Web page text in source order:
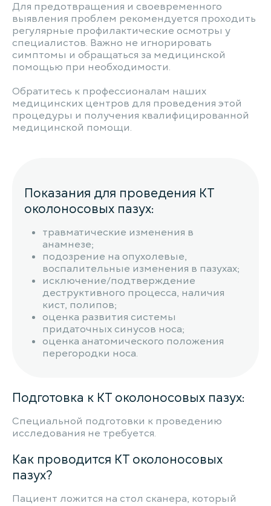
Для предотвращения и своевременного
выявления проблем рекомендуется проходить
регулярные профилактические осмотры у
специалистов. Важно не игнорировать
симптомы и обращаться за медицинской
помощью при необходимости.
Обратитесь к профессионалам наших
медицинских центров для проведения этой
процедуры и получения квалифицированной
медицинской помощи.
Показания для проведения КТ
околоносовых пазух:
травматические изменения в
анамнезе;
подозрение на опухолевые,
воспалительные изменения в пазухах;
исключение/подтверждение
деструктивного процесса, наличия
кист, полипов;
оценка развития системы
придаточных синусов носа;
оценка анатомического положения
перегородки носа.
Подготовка к КТ околоносовых пазух:
Специальной подготовки к проведению
исследования не требуется.
Как проводится КТ околоносовых
пазух?
Пациент ложится на стол сканера, который